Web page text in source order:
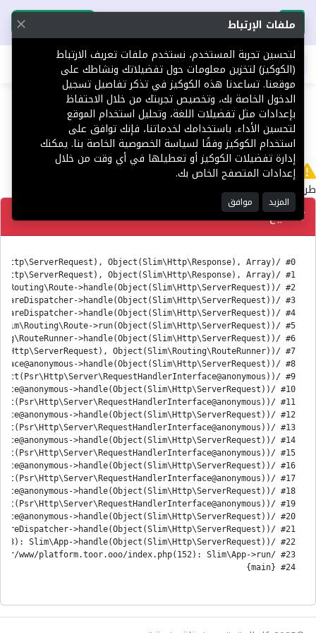
تحميل التطبيق تحميل التطبيق
اطلب عقارك
404 لا يوجد
طريق 'en/Platform' غير معثور عليه.
تصحيح
#24 {main}
ملفات الإرتباط
لتحسين تجربة المستخدم، نستخدم ملفات تعريف الارتباط
(الكوكيز) لتخزين معلومات حول تفضيلاتك ونشاطك على
موقعنا. تساعدنا هذه الكوكيز في تذكر تفاصيل تسجيل
الدخول الخاصة بك، وتخصيص تجربتك من خلال الاحتفاظ
بإعدادات مثل تفضيلات اللغة، وتحليل استخدام الموقع
لتحسين الأداء. باستخدامك لخدماتنا، فإنك توافق على
استخدام الكوكيز وفقًا لسياسة الخصوصية الخاصة بنا. يمكنك
إدارة تفضيلات الكوكيز أو تعطيلها في أي وقت من خلال
إعدادات المتصفح الخاص بك.
المزيد موافق